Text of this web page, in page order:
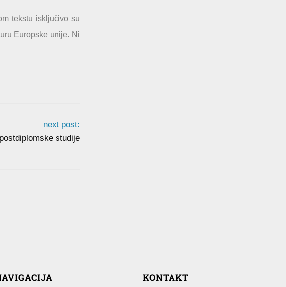
tekstu isključivo su
Europske unije. Ni
next post:
studije
KONTAKT